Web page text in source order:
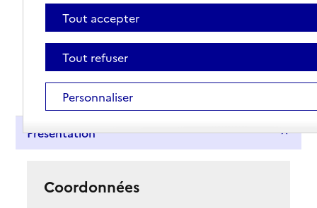
Tout déplier
Présentation
Coordonnées
Tout accepter
Tout refuser
Personnaliser